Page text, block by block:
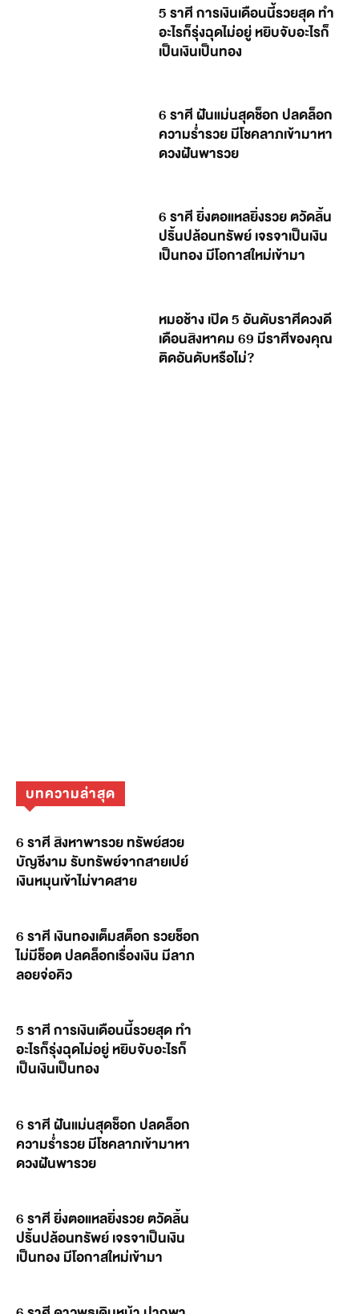
5 ราศี การเงินเดือนนี้รวยสุด ทำ
อะไรก็รุ่งฉุดไม่อยู่ หยิบจับอะไรก็
เป็นเงินเป็นทอง
6 ราศี ฝันแม่นสุดช็อก ปลดล็อก
ความร่ำรวย มีโชคลาภเข้ามาหา
ดวงฝันพารวย
6 ราศี ยิ่งตอแหลยิ่งรวย ตวัดลิ้น
ปริ้นปล้อนทรัพย์ เจรจาเป็นเงิน
เป็นทอง มีโอกาสใหม่เข้ามา
หมอช้าง เปิด 5 อันดับราศีดวงดี
เดือนสิงหาคม 69 มีราศีของคุณ
ติดอันดับหรือไม่?
บทความล่าสุด
6 ราศี สิงหาพารวย ทรัพย์สวย
บัญชีงาม รับทรัพย์จากสายเปย์
เงินหมุนเข้าไม่ขาดสาย
6 ราศี เงินทองเต็มสต็อก รวยช็อก
ไม่มีช็อต ปลดล็อกเรื่องเงิน มีลาภ
ลอยจ่อคิว
5 ราศี การเงินเดือนนี้รวยสุด ทำ
อะไรก็รุ่งฉุดไม่อยู่ หยิบจับอะไรก็
เป็นเงินเป็นทอง
6 ราศี ฝันแม่นสุดช็อก ปลดล็อก
ความร่ำรวย มีโชคลาภเข้ามาหา
ดวงฝันพารวย
6 ราศี ยิ่งตอแหลยิ่งรวย ตวัดลิ้น
ปริ้นปล้อนทรัพย์ เจรจาเป็นเงิน
เป็นทอง มีโอกาสใหม่เข้ามา